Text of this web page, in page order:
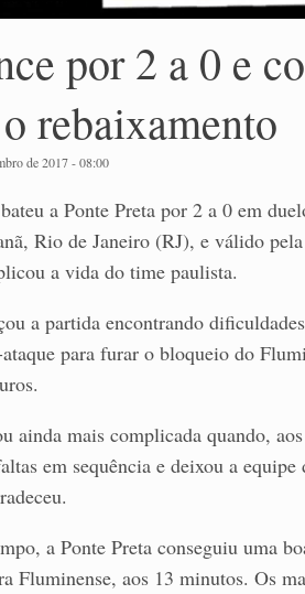
por 2 a 0 e
rebaixamento
de 2017 - 08:00
a Ponte Preta por 2 a 0 em
Rio de Janeiro (RJ), e válido
a vida do time paulista.
a partida encontrando
para furar o bloqueio do
ainda mais complicada quando,
em sequência e deixou a
a Ponte Preta conseguiu uma
Fluminense, aos 13 minutos. Os